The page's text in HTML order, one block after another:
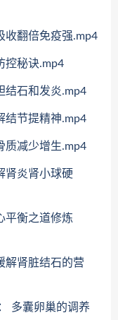
收翻倍免疫强.mp4
控秘诀.mp4
结石和发炎.mp4
结节提精神.mp4
质减少增生.mp4
肾炎肾小球硬
平衡之道修炼
解肾脏结石的营
多囊卵巢的调养